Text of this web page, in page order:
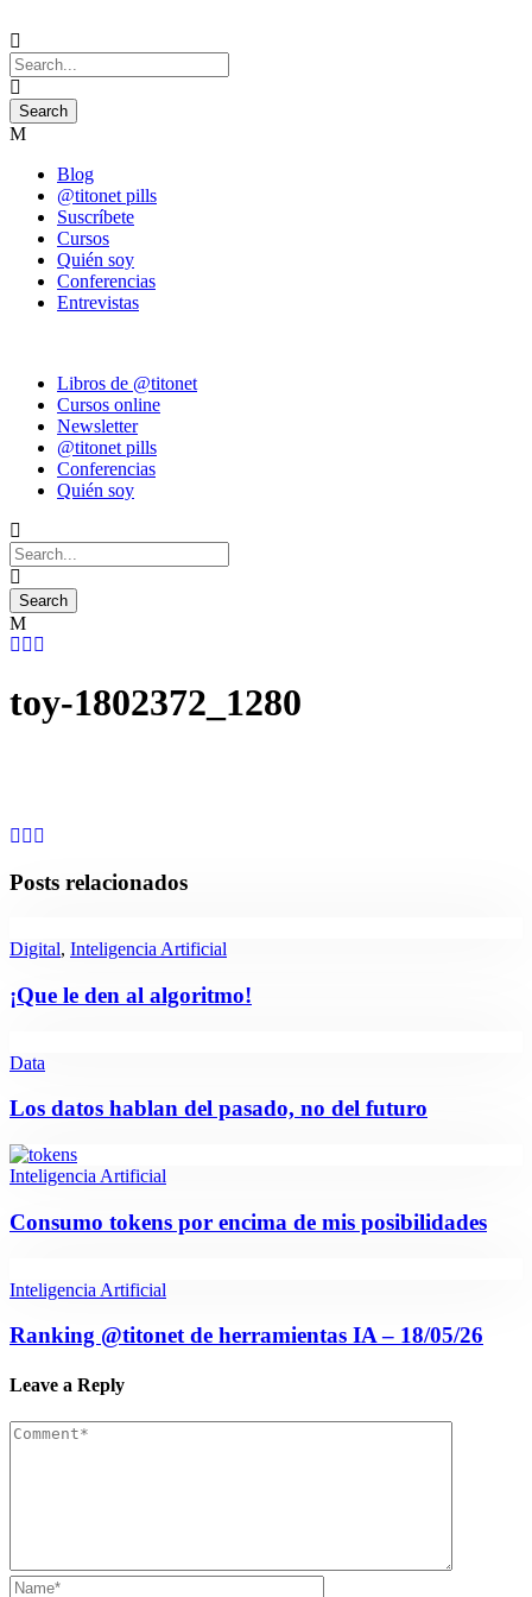
Blog
@titonet pills
Suscríbete
Cursos
Quién soy
Conferencias
Entrevistas
Libros de @titonet
Cursos online
Newsletter
@titonet pills
Conferencias
Quién soy
toy-1802372_1280
Posts relacionados
Digital, Inteligencia Artificial
¡Que le den al algoritmo!
Data
Los datos hablan del pasado, no del futuro
Inteligencia Artificial
Consumo tokens por encima de mis posibilidades
Inteligencia Artificial
Ranking @titonet de herramientas IA – 18/05/26
Leave a Reply